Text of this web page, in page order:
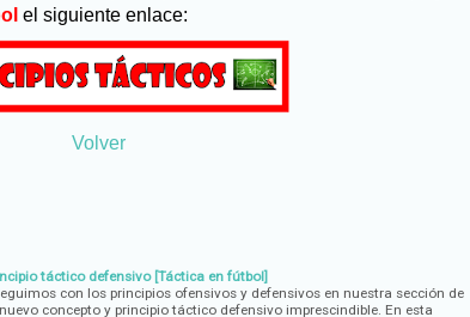
el siguiente enlace:
Volver
táctico defensivo [Táctica en fútbol]
con los principios ofensivos y defensivos en nuestra sección de
concepto y principio táctico defensivo imprescindible. En esta